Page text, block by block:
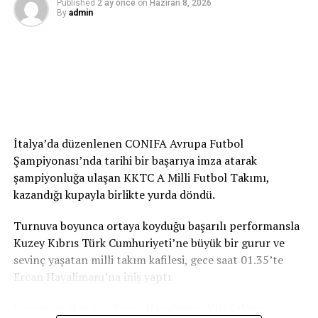
İLGİLİ KONU:
UP NEXT
Birkibris.com
Birkibris.com
“Bu Proje Gençlerin Geleceğine Yapılan
Yatırımdır”
ATATÜRK Mesleki Eğitim Merkezi’nin yalnızca bir bina
olmadığını belirten Serkan Kırmızı, merkezin gelecekte
gençlerin meslek öğrenebileceği, üretime katılabileceği
Published 2 ay önce on Haziran 8, 2026
By admin
İtalya’da düzenlenen CONIFA Avrupa Futbol
Şampiyonası’nda tarihi bir başarıya imza atarak
şampiyonluğa ulaşan KKTC A Milli Futbol Takımı,
kazandığı kupayla birlikte yurda döndü.
Turnuva boyunca ortaya koyduğu başarılı performansla
Kuzey Kıbrıs Türk Cumhuriyeti’ne büyük bir gurur ve
sevinç yaşatan milli takım kafilesi, gece saat 01.35’te
Ercan Havalimanı’na iniş yaptı.